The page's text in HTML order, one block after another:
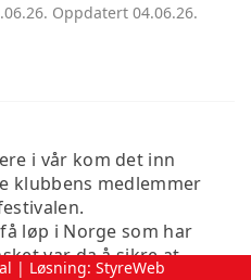
Oppdatert 04.06.26.
i vår kom det inn
klubbens medlemmer
løp i Norge som har
var da å sikre at
| Løsning: StyreWeb